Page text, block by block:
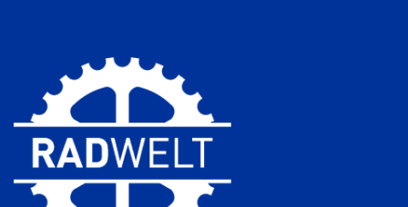
gewählt
werden